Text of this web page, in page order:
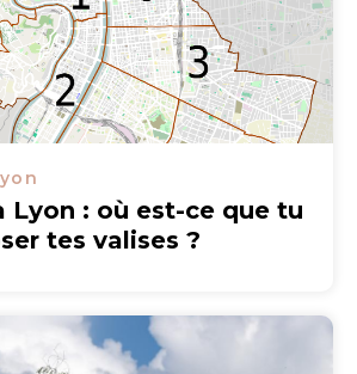
Lyon : où est-ce que tu
tes valises ?